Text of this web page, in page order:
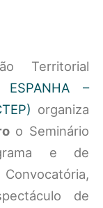
Territorial
–
organiza
o Seminário
e de
de